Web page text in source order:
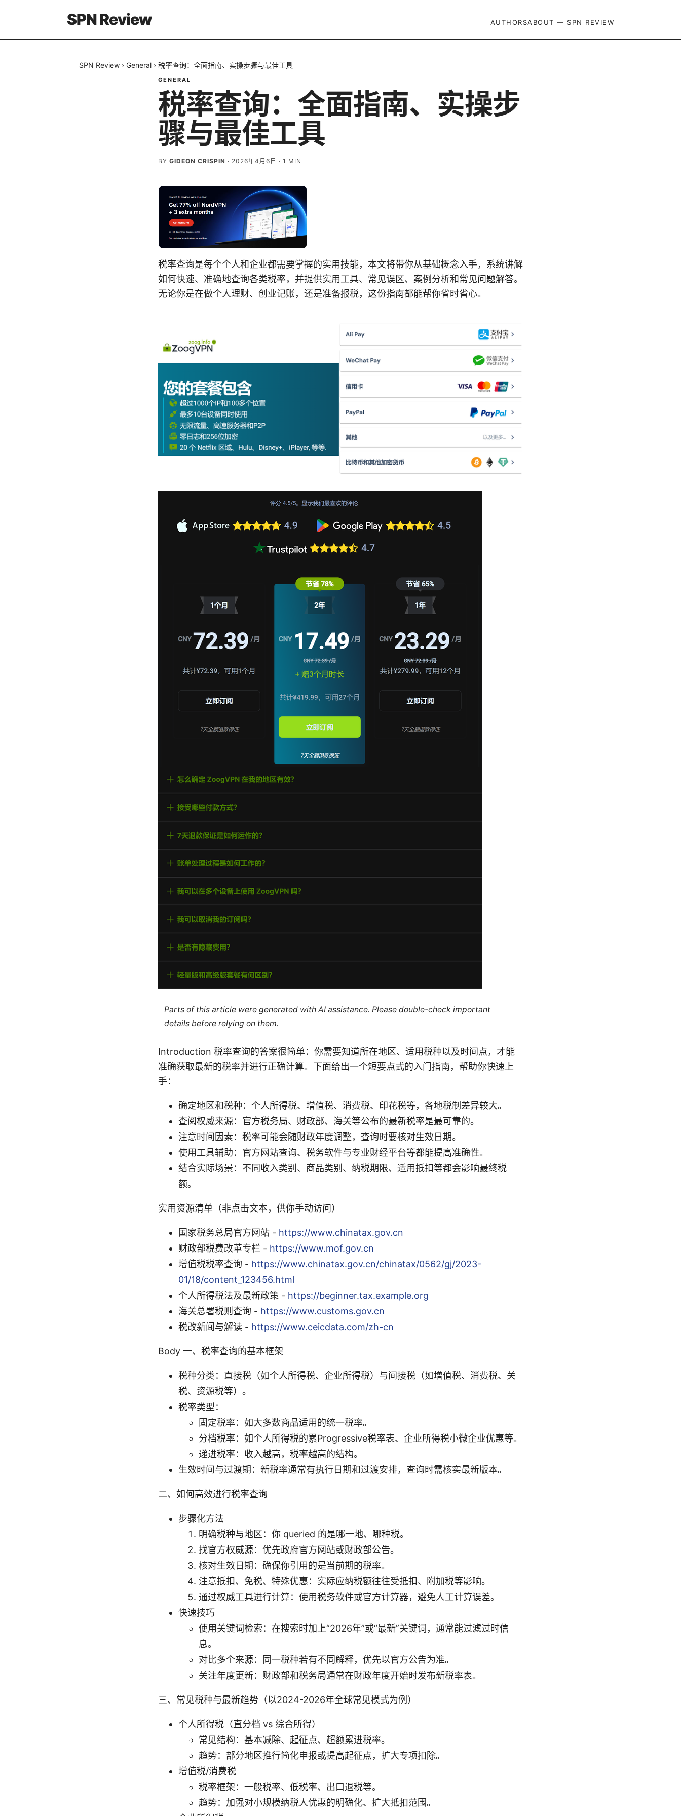
SPN Review AUTHORSABOUT — SPN REVIEW
SPN Review › General › 税率查询：全面指南、实操步骤与最佳工具
GENERAL
税率查询：全面指南、实操步
骤与最佳工具
BY GIDEON CRISPIN · 2026年4月6日 · 1 MIN
税率查询是每个个人和企业都需要掌握的实用技能，本文将带你从基础概念入手，系统讲解
如何快速、准确地查询各类税率，并提供实用工具、常见误区、案例分析和常见问题解答。
无论你是在做个人理财、创业记账，还是准备报税，这份指南都能帮你省时省心。
Parts of this article were generated with AI assistance. Please double-check important
details before relying on them.
Introduction 税率查询的答案很简单：你需要知道所在地区、适用税种以及时间点，才能
准确获取最新的税率并进行正确计算。下面给出一个短要点式的入门指南，帮助你快速上
手：
确定地区和税种：个人所得税、增值税、消费税、印花税等，各地税制差异较大。
查阅权威来源：官方税务局、财政部、海关等公布的最新税率是最可靠的。
注意时间因素：税率可能会随财政年度调整，查询时要核对生效日期。
使用工具辅助：官方网站查询、税务软件与专业财经平台等都能提高准确性。
结合实际场景：不同收入类别、商品类别、纳税期限、适用抵扣等都会影响最终税
额。
实用资源清单（非点击文本，供你手动访问）
国家税务总局官方网站 - https://www.chinatax.gov.cn
财政部税费改革专栏 - https://www.mof.gov.cn
增值税税率查询 - https://www.chinatax.gov.cn/chinatax/0562/gj/2023-
01/18/content_123456.html
个人所得税法及最新政策 - https://beginner.tax.example.org
海关总署税则查询 - https://www.customs.gov.cn
税改新闻与解读 - https://www.ceicdata.com/zh-cn
Body 一、税率查询的基本框架
税种分类：直接税（如个人所得税、企业所得税）与间接税（如增值税、消费税、关
税、资源税等）。
税率类型：
固定税率：如大多数商品适用的统一税率。
分档税率：如个人所得税的累Progressive税率表、企业所得税小微企业优惠等。
递进税率：收入越高，税率越高的结构。
生效时间与过渡期：新税率通常有执行日期和过渡安排，查询时需核实最新版本。
二、如何高效进行税率查询
步骤化方法
明确税种与地区：你 queried 的是哪一地、哪种税。
找官方权威源：优先政府官方网站或财政部公告。
核对生效日期：确保你引用的是当前期的税率。
注意抵扣、免税、特殊优惠：实际应纳税额往往受抵扣、附加税等影响。
通过权威工具进行计算：使用税务软件或官方计算器，避免人工计算误差。
快速技巧
使用关键词检索：在搜索时加上“2026年”或“最新”关键词，通常能过滤过时信
息。
对比多个来源：同一税种若有不同解释，优先以官方公告为准。
关注年度更新：财政部和税务局通常在财政年度开始时发布新税率表。
三、常见税种与最新趋势（以2024-2026年全球常见模式为例）
个人所得税（直分档 vs 综合所得）
常见结构：基本减除、起征点、超额累进税率。
趋势：部分地区推行简化申报或提高起征点，扩大专项扣除。
增值税/消费税
税率框架：一般税率、低税率、出口退税等。
趋势：加强对小规模纳税人优惠的明确化、扩大抵扣范围。